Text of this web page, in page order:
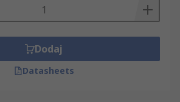
Dodaj
Datasheets